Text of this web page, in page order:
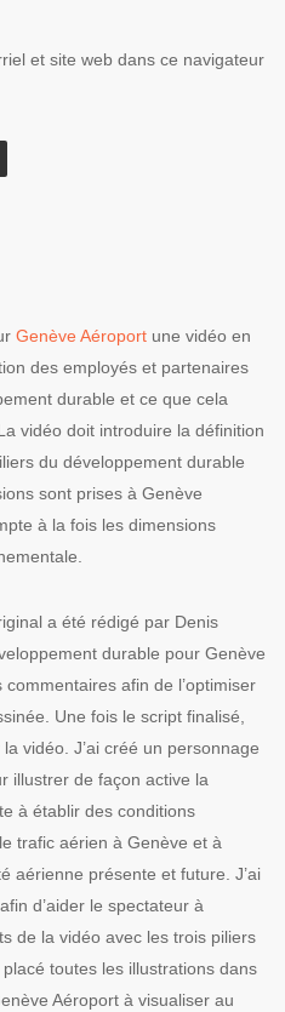
et site web dans ce navigateur
Genève Aéroport une vidéo en
des employés et partenaires
durable et ce que cela
vidéo doit introduire la définition
du développement durable
sont prises à Genève
à la fois les dimensions
a été rédigé par Denis
durable pour Genève
afin de l’optimiser
Une fois le script finalisé,
vidéo. J’ai créé un personnage
illustrer de façon active la
à établir des conditions
trafic aérien à Genève et à
aérienne présente et future. J’ai
d’aider le spectateur à
de la vidéo avec les trois piliers
toutes les illustrations dans
Aéroport à visualiser au